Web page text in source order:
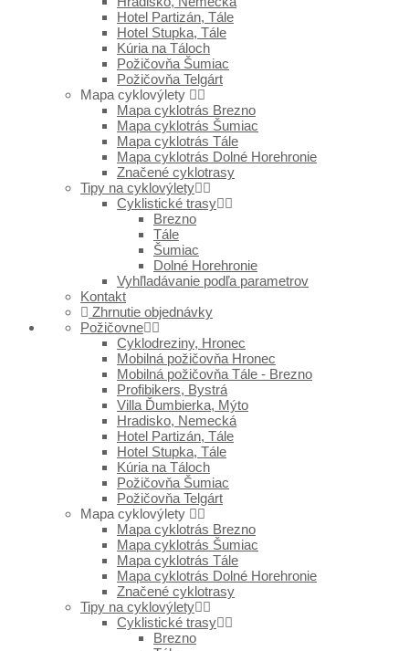
Hotel Partizán, Tále
Hotel Stupka, Tále
Kúria na Táloch
Požičovňa Šumiac
Požičovňa Telgárt
Mapa cyklovýlety
Mapa cyklotrás Brezno
Mapa cyklotrás Šumiac
Mapa cyklotrás Tále
Mapa cyklotrás Dolné Horehronie
Značené cyklotrasy
Tipy na cyklovýlety
Cyklistické trasy
Brezno
Tále
Šumiac
Dolné Horehronie
Vyhľladávanie podľa parametrov
Kontakt
Zhrnutie objednávky
Požičovne
Cyklodreziny, Hronec
Mobilná požičovňa Hronec
Mobilná požičovňa Tále - Brezno
Profibikers, Bystrá
Villa Ďumbierka, Mýto
Hradisko, Nemecká
Hotel Partizán, Tále
Hotel Stupka, Tále
Kúria na Táloch
Požičovňa Šumiac
Požičovňa Telgárt
Mapa cyklovýlety
Mapa cyklotrás Brezno
Mapa cyklotrás Šumiac
Mapa cyklotrás Tále
Mapa cyklotrás Dolné Horehronie
Značené cyklotrasy
Tipy na cyklovýlety
Cyklistické trasy
Brezno